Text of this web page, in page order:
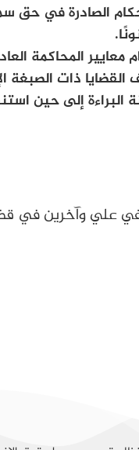
الصادرة في حق
معايير المحاكمة
ذات الصبغة
البراءة إلى حين